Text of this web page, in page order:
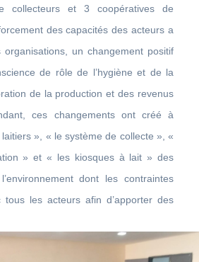
collecteurs et 3 coopératives de
des capacités des acteurs a
un changement positif
de rôle de l’hygiène et de la
de la production et des revenus
ces changements ont créé à
», « le système de collecte », «
» et « les kiosques à lait » des
dont les contraintes
tous les acteurs afin d’apporter des